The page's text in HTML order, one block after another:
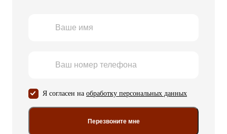
Я согласен на обработку персональных данных
Перезвоните мне